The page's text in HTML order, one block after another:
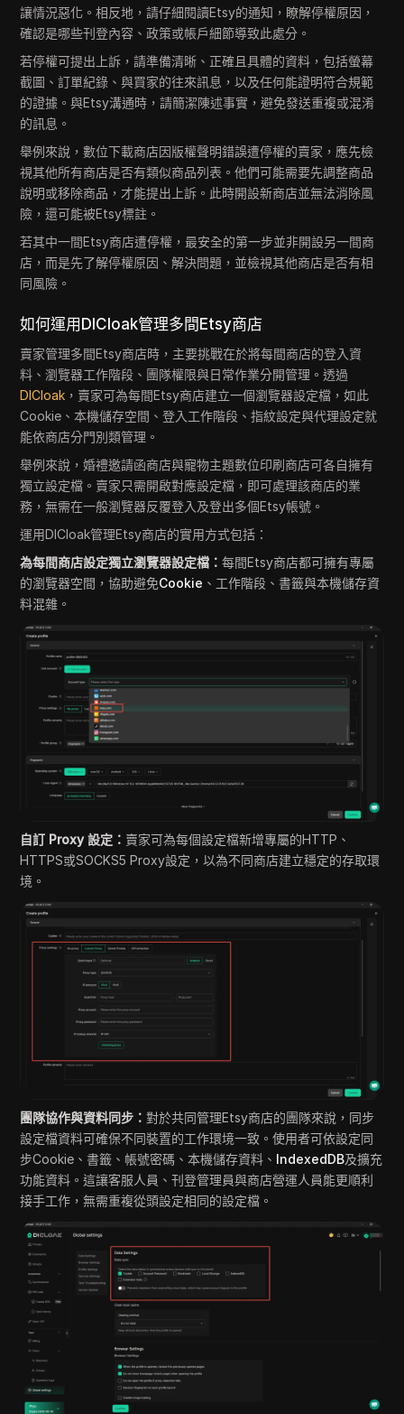
讓情況惡化。相反地，請仔細閱讀Etsy的通知，瞭解停權原因，
確認是哪些刊登內容、政策或帳戶細節導致此處分。
若停權可提出上訴，請準備清晰、正確且具體的資料，包括螢幕
截圖、訂單紀錄、與買家的往來訊息，以及任何能證明符合規範
的證據。與Etsy溝通時，請簡潔陳述事實，避免發送重複或混淆
的訊息。
舉例來說，數位下載商店因版權聲明錯誤遭停權的賣家，應先檢
視其他所有商店是否有類似商品列表。他們可能需要先調整商品
說明或移除商品，才能提出上訴。此時開設新商店並無法消除風
險，還可能被Etsy標註。
若其中一間Etsy商店遭停權，最安全的第一步並非開設另一間商
店，而是先了解停權原因、解決問題，並檢視其他商店是否有相
同風險。
如何運用DICloak管理多間Etsy商店
賣家管理多間Etsy商店時，主要挑戰在於將每間商店的登入資
料、瀏覽器工作階段、團隊權限與日常作業分開管理。透過
DICloak ，賣家可為每間Etsy商店建立一個瀏覽器設定檔，如此
Cookie、本機儲存空間、登入工作階段、指紋設定與代理設定就
能依商店分門別類管理。
舉例來說，婚禮邀請函商店與寵物主題數位印刷商店可各自擁有
獨立設定檔。賣家只需開啟對應設定檔，即可處理該商店的業
務，無需在一般瀏覽器反覆登入及登出多個Etsy帳號。
運用DICloak管理Etsy商店的實用方式包括：
為每間商店設定獨立瀏覽器設定檔：每間Etsy商店都可擁有專屬
的瀏覽器空間，協助避免Cookie 、工作階段、書籤與本機儲存資
料混雜。
自訂 Proxy 設定： 賣家可為每個設定檔新增專屬的HTTP、
HTTPS或SOCKS5 Proxy設定，以為不同商店建立穩定的存取環
境。
團隊協作與資料同步：對於共同管理Etsy商店的團隊來說，同步
設定檔資料可確保不同裝置的工作環境一致。使用者可依設定同
步Cookie、書籤、帳號密碼、本機儲存資料、 IndexedDB及擴充
功能資料。這讓客服人員、刊登管理員與商店營運人員能更順利
接手工作，無需重複從頭設定相同的設定檔。